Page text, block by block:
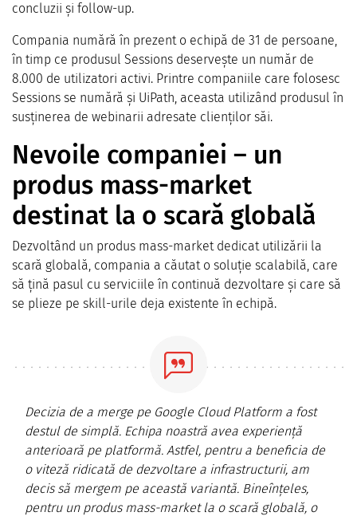
concluzii și follow-up.
Compania numără în prezent o echipă de 31 de persoane,
în timp ce produsul Sessions deservește un număr de
8.000 de utilizatori activi. Printre companiile care folosesc
Sessions se numără și UiPath, aceasta utilizând produsul în
susținerea de webinarii adresate clienților săi.
Nevoile companiei – un
produs mass-market
destinat la o scară globală
Dezvoltând un produs mass-market dedicat utilizării la
scară globală, compania a căutat o soluție scalabilă, care
să țină pasul cu serviciile în continuă dezvoltare și care să
se plieze pe skill-urile deja existente în echipă.
Decizia de a merge pe Google Cloud Platform a fost
destul de simplă. Echipa noastră avea experiență
anterioară pe platformă. Astfel, pentru a beneficia de
o viteză ridicată de dezvoltare a infrastructurii, am
decis să mergem pe această variantă. Bineînțeles,
pentru un produs mass-market la o scară globală, o